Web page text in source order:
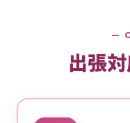
—
出張